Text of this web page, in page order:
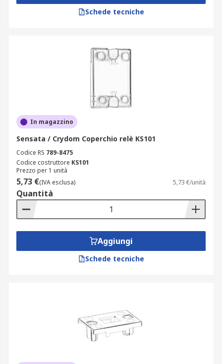
Schede tecniche
In magazzino
Sensata / Crydom Coperchio relè KS101
Codice RS 789-8475
Codice costruttore KS101
Prezzo per 1 unità
5,73 €(IVA esclusa) 5,73 €/unità
Quantità
Aggiungi
Schede tecniche